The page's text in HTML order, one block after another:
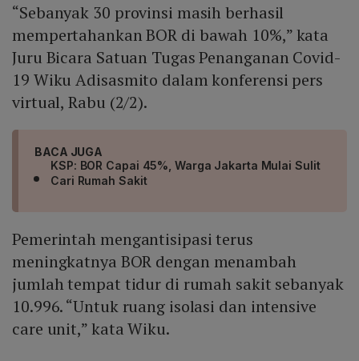
“Sebanyak 30 provinsi masih berhasil
mempertahankan BOR di bawah 10%,” kata
Juru Bicara Satuan Tugas Penanganan Covid-
19 Wiku Adisasmito dalam konferensi pers
virtual, Rabu (2/2).
BACA JUGA
KSP: BOR Capai 45%, Warga Jakarta Mulai Sulit
Cari Rumah Sakit
Pemerintah mengantisipasi terus
meningkatnya BOR dengan menambah
jumlah tempat tidur di rumah sakit sebanyak
10.996. “Untuk ruang isolasi dan intensive
care unit,” kata Wiku.